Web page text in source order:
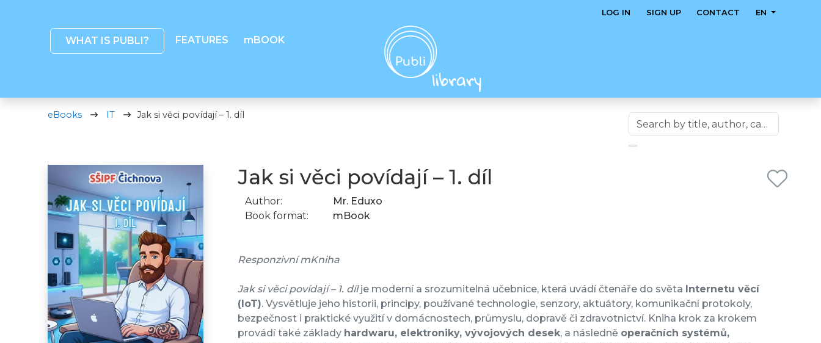
WHAT IS PUBLI? FEATURES mBOOK
LOG IN SIGN UP CONTACT EN
eBooks IT Jak si věci povídají – 1. díl
Jak si věci povídají – 1. díl
Author:
Mr. Eduxo
Book format:
mBook
Responzivní mKniha
Jak si věci povídají – 1. dílje moderní a srozumitelná učebnice, která uvádí čtenáře do světa Internetu věcí
(IoT). Vysvětluje jeho historii, principy, používané technologie, senzory, aktuátory, komunikační protokoly,
bezpečnost i praktické využití v domácnostech, průmyslu, dopravě či zdravotnictví. Kniha krok za krokem
provádí také základy hardwaru, elektroniky, vývojových desek, a následně operačních systémů,